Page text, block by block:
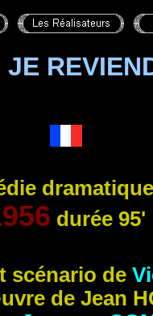
JE
durée 95'
scénario de
de Jean